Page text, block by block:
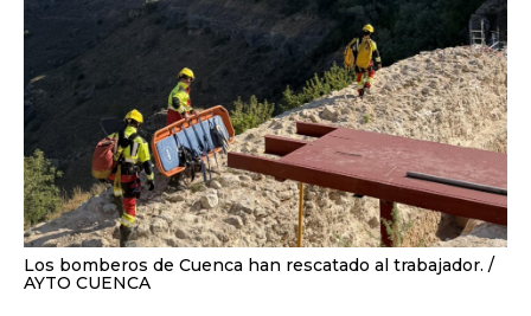
Los bomberos de Cuenca han rescatado al trabajador.
AYTO CUENCA